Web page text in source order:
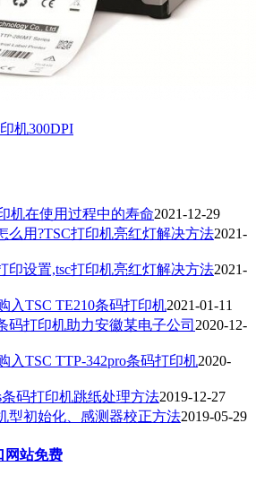
机300DPI
机在使用过程中的寿命2021-12-29
么用?TSC打印机亮红灯解决方法2021-
印设置,tsc打印机亮红灯解决方法2021-
入TSC TE210条码打印机2021-01-11
码打印机助力安徽某电子公司 2020-12-
入TSC TTP-342pro条码打印机2020-
条码打印机跳纸处理方法2019-12-27
初始化、感测器校正方法2019-05-29
网站免费